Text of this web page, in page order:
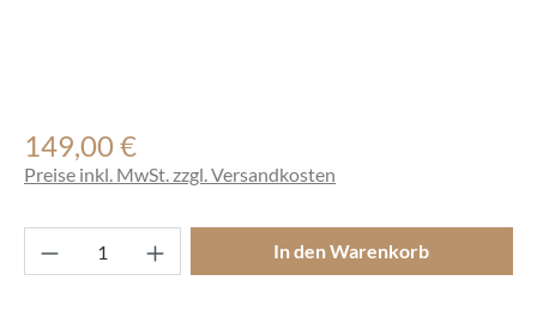
Regulärer Preis:
149,00 €
Preise inkl. MwSt. zzgl. Versandkosten
Produkt Anzahl: Gib den gewünschten
In den Warenkorb